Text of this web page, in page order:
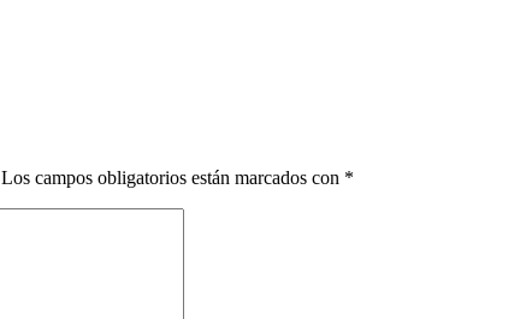
Los campos obligatorios están marcados con *